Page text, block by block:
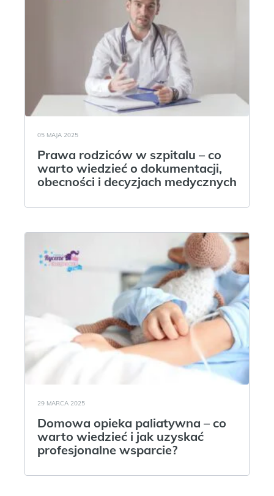
05 MAJA 2025
Prawa rodziców w szpitalu – co
warto wiedzieć o dokumentacji,
obecności i decyzjach medycznych
29 MARCA 2025
Domowa opieka paliatywna – co
warto wiedzieć i jak uzyskać
profesjonalne wsparcie?